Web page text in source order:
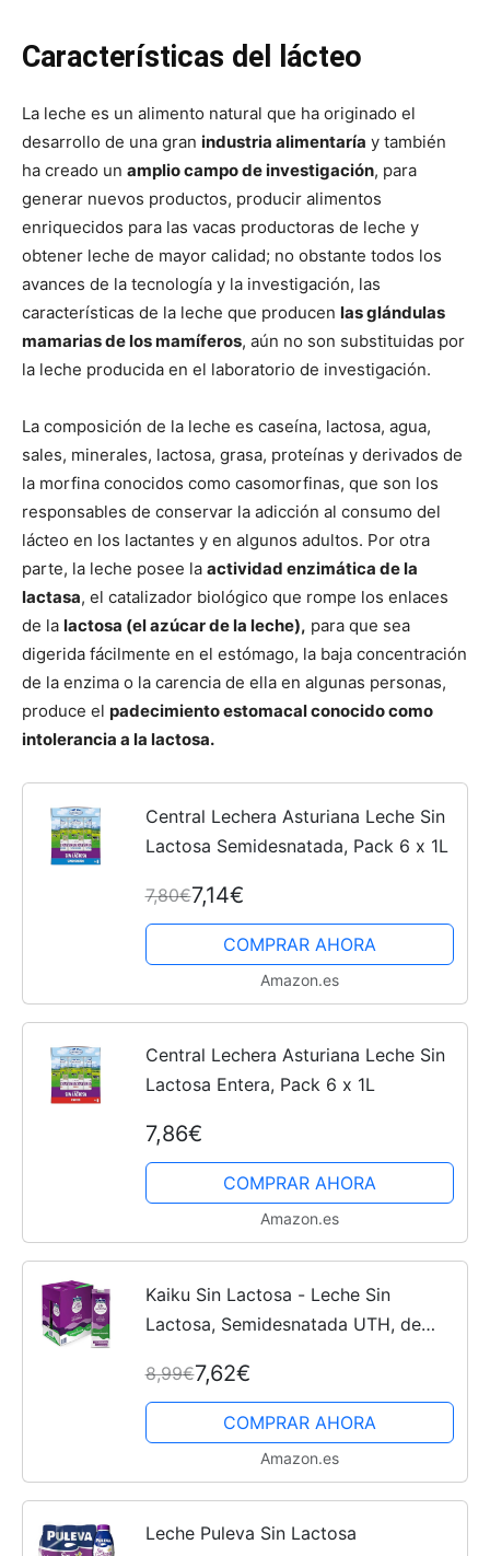
Características del lácteo
La leche es un alimento natural que ha originado el
desarrollo de una gran industria alimentaría y también
ha creado un amplio campo de investigación, para
generar nuevos productos, producir alimentos
enriquecidos para las vacas productoras de leche y
obtener leche de mayor calidad; no obstante todos los
avances de la tecnología y la investigación, las
características de la leche que producen las glándulas
mamarias de los mamíferos, aún no son substituidas por
la leche producida en el laboratorio de investigación.
La composición de la leche es caseína, lactosa, agua,
sales, minerales, lactosa, grasa, proteínas y derivados de
la morfina conocidos como casomorfinas, que son los
responsables de conservar la adicción al consumo del
lácteo en los lactantes y en algunos adultos. Por otra
parte, la leche posee la actividad enzimática de la
lactasa, el catalizador biológico que rompe los enlaces
de la lactosa (el azúcar de la leche), para que sea
digerida fácilmente en el estómago, la baja concentración
de la enzima o la carencia de ella en algunas personas,
produce el padecimiento estomacal conocido como
intolerancia a la lactosa.
Central Lechera Asturiana Leche Sin
Lactosa Semidesnatada, Pack 6 x 1L
7,80€7,14€
COMPRAR AHORA
Amazon.es
Central Lechera Asturiana Leche Sin
Lactosa Entera, Pack 6 x 1L
7,86€
COMPRAR AHORA
Amazon.es
Kaiku Sin Lactosa - Leche Sin
Lactosa, Semidesnatada UTH, de
A, D y E, con Ácido Fólico - Pack 6 x
1 L
8,99€7,62€
COMPRAR AHORA
Amazon.es
Leche Puleva Sin Lactosa